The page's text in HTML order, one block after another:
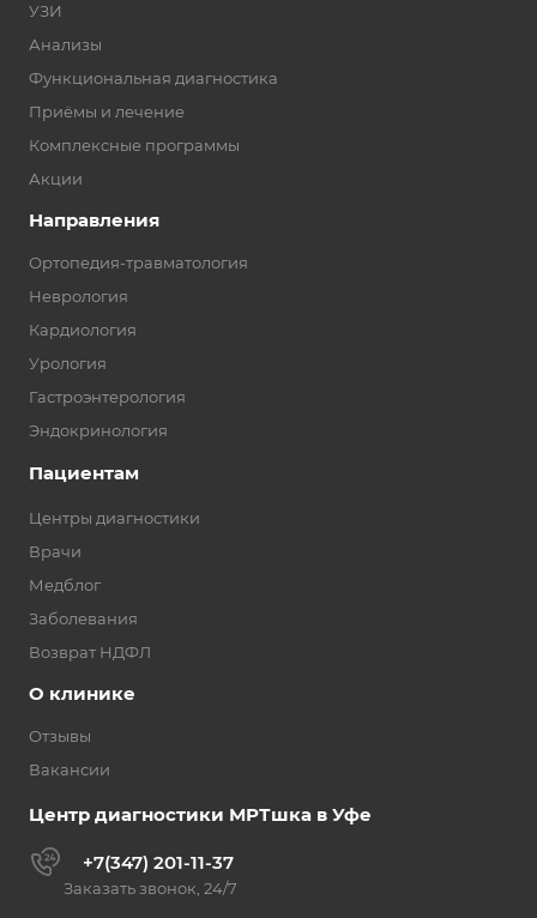
УЗИ
Анализы
Функциональная диагностика
Приёмы и лечение
Комплексные программы
Акции
Направления
Ортопедия-травматология
Неврология
Кардиология
Урология
Гастроэнтерология
Эндокринология
Пациентам
Центры диагностики
Врачи
Медблог
Заболевания
Возврат НДФЛ
О клинике
Отзывы
Вакансии
Центр диагностики МРТшка в Уфе
+7(347) 201-11-37
Заказать звонок, 24/7